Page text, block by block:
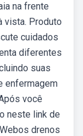
na frente
vista. Produto
cuidados
diferentes
suas
enfermagem
você
neste link de
drenos